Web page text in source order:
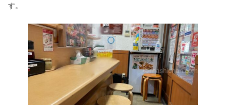
す。